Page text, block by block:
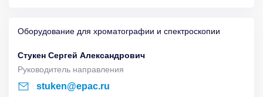
Оборудование для хроматографии и спектроскопии
Стукен Сергей Александрович
Руководитель направления
stuken@epac.ru